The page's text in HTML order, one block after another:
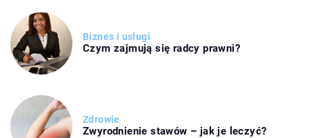
Biznes i usługi
Czym zajmują się radcy prawni?
Zdrowie
Zwyrodnienie stawów – jak je leczyć?